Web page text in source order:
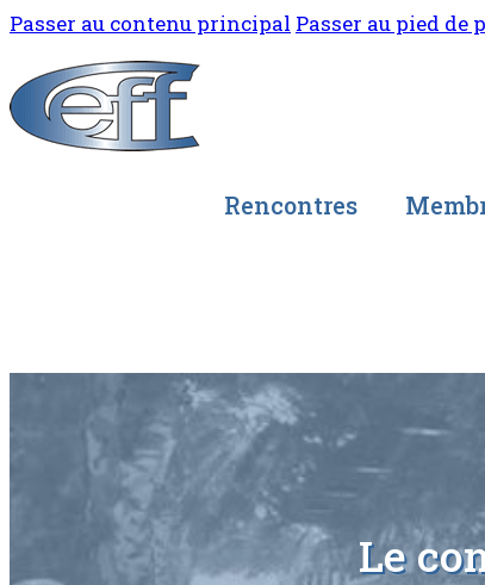
Passer au contenu principal Passer au pied de
Rencontres
Le